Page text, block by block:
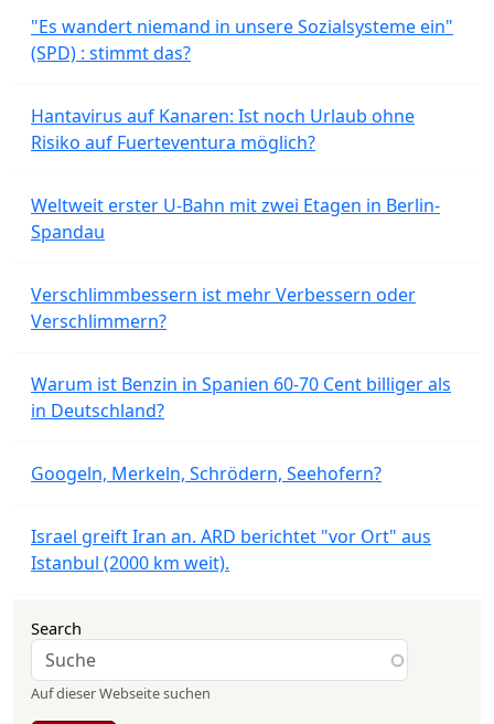
"Es wandert niemand in unsere Sozialsysteme ein"
(SPD) : stimmt das?
Hantavirus auf Kanaren: Ist noch Urlaub ohne
Risiko auf Fuerteventura möglich?
Weltweit erster U-Bahn mit zwei Etagen in Berlin-
Spandau
Verschlimmbessern ist mehr Verbessern oder
Verschlimmern?
Warum ist Benzin in Spanien 60-70 Cent billiger als
in Deutschland?
Googeln, Merkeln, Schrödern, Seehofern?
Israel greift Iran an. ARD berichtet "vor Ort" aus
Istanbul (2000 km weit).
Search
Auf dieser Webseite suchen